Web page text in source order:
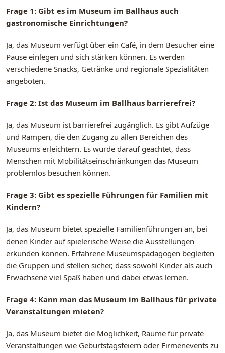
Frage 1: Gibt es im Museum im Ballhaus auch
gastronomische Einrichtungen?
Ja, das Museum verfügt über ein Café, in dem Besucher eine
Pause einlegen und sich stärken können. Es werden
verschiedene Snacks, Getränke und regionale Spezialitäten
angeboten.
Frage 2: Ist das Museum im Ballhaus barrierefrei?
Ja, das Museum ist barrierefrei zugänglich. Es gibt Aufzüge
und Rampen, die den Zugang zu allen Bereichen des
Museums erleichtern. Es wurde darauf geachtet, dass
Menschen mit Mobilitätseinschränkungen das Museum
problemlos besuchen können.
Frage 3: Gibt es spezielle Führungen für Familien mit
Kindern?
Ja, das Museum bietet spezielle Familienführungen an, bei
denen Kinder auf spielerische Weise die Ausstellungen
erkunden können. Erfahrene Museumspädagogen begleiten
die Gruppen und stellen sicher, dass sowohl Kinder als auch
Erwachsene viel Spaß haben und dabei etwas lernen.
Frage 4: Kann man das Museum im Ballhaus für private
Veranstaltungen mieten?
Ja, das Museum bietet die Möglichkeit, Räume für private
Veranstaltungen wie Geburtstagsfeiern oder Firmenevents zu